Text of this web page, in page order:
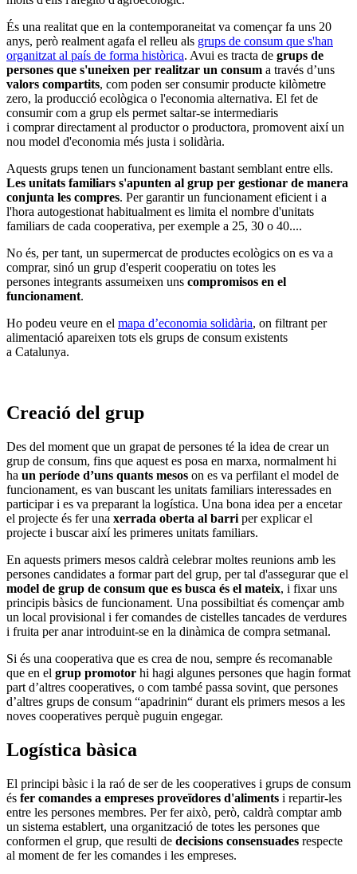
És una realitat que en la contemporaneitat va començar fa uns 20
anys, però realment agafa el relleu als grups de consum que s'han
organitzat al país de forma històrica. Avui es tracta de grups de
persones que s'uneixen per realitzar un consum a través d’uns
valors compartits, com poden ser consumir producte kilòmetre
zero, la producció ecològica o l'economia alternativa. El fet de
consumir com a grup els permet saltar-se intermediaris
i comprar directament al productor o productora, promovent així un
nou model d'economia més justa i solidària.
Aquests grups tenen un funcionament bastant semblant entre ells.
Les unitats familiars s'apunten al grup per gestionar de manera
conjunta les compres. Per garantir un funcionament eficient i a
l'hora autogestionat habitualment es limita el nombre d'unitats
familiars de cada cooperativa, per exemple a 25, 30 o 40....
No és, per tant, un supermercat de productes ecològics on es va a
comprar, sinó un grup d'esperit cooperatiu on totes les
persones integrants assumeixen uns compromisos en el
funcionament.
Ho podeu veure en el mapa d’economia solidària, on filtrant per
alimentació apareixen tots els grups de consum existents
a Catalunya.
Creació del grup
Des del moment que un grapat de persones té la idea de crear un
grup de consum, fins que aquest es posa en marxa, normalment hi
ha un període d’uns quants mesos on es va perfilant el model de
funcionament, es van buscant les unitats familiars interessades en
participar i es va preparant la logística. Una bona idea per a encetar
el projecte és fer una xerrada oberta al barri per explicar el
projecte i buscar així les primeres unitats familiars.
En aquests primers mesos caldrà celebrar moltes reunions amb les
persones candidates a formar part del grup, per tal d'assegurar que el
model de grup de consum que es busca és el mateix, i fixar uns
principis bàsics de funcionament. Una possibiltiat és començar amb
un local provisional i fer comandes de cistelles tancades de verdures
i fruita per anar introduint-se en la dinàmica de compra setmanal.
Si és una cooperativa que es crea de nou, sempre és recomanable
que en el grup promotor hi hagi algunes persones que hagin format
part d’altres cooperatives, o com també passa sovint, que persones
d’altres grups de consum “apadrinin“ durant els primers mesos a les
noves cooperatives perquè puguin engegar.
Logística bàsica
El principi bàsic i la raó de ser de les cooperatives i grups de consum
és fer comandes a empreses proveïdores d'aliments i repartir-les
entre les persones membres. Per fer això, però, caldrà comptar amb
un sistema establert, una organització de totes les persones que
conformen el grup, que resulti de decisions consensuades respecte
al moment de fer les comandes i les empreses.